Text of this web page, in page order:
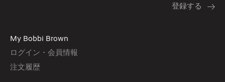
My Bobbi Brown
ログイン・会員情報
注文履歴